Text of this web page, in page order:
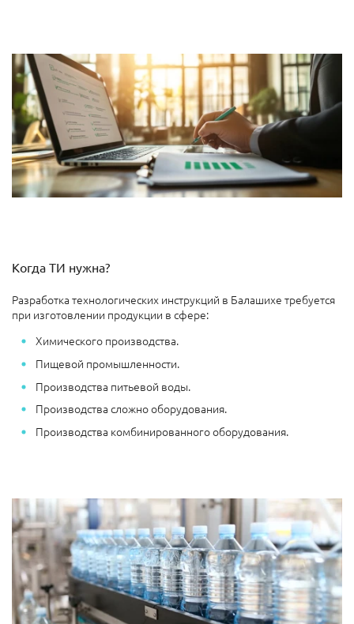
Когда ТИ нужна?
Разработка технологических инструкций в Балашихе требуется
при изготовлении продукции в сфере:
Химического производства.
Пищевой промышленности.
Производства питьевой воды.
Производства сложно оборудования.
Производства комбинированного оборудования.